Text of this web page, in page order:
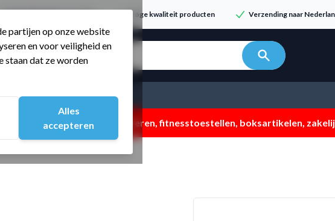
partijen op onze website
en voor veiligheid en
staan dat ze worden
Alles
accepteren
Hoge kwaliteit producten Verzending naar
Producten zoeken...
code: ZOMERMP. muv vloeren, fitnesstoestellen, boksartikelen,